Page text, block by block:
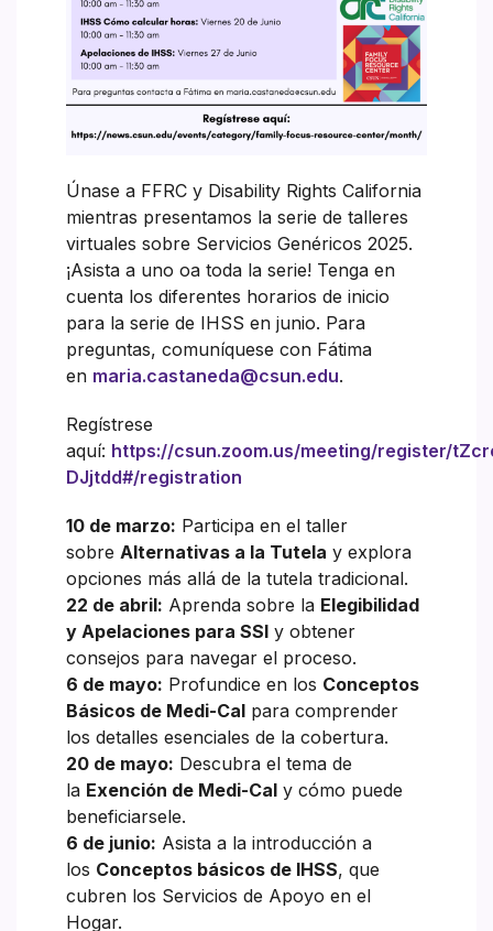
Únase a FFRC y Disability Rights California
mientras presentamos la serie de talleres
virtuales sobre Servicios Genéricos 2025.
¡Asista a uno oa toda la serie! Tenga en
cuenta los diferentes horarios de inicio
para la serie de IHSS en junio. Para
preguntas, comuníquese con Fátima
en maria.castaneda@csun.edu.
Regístrese
aquí: https://csun.zoom.us/meeting/register/
DJjtdd#/registration
10 de marzo: Participa en el taller
sobre Alternativas a la Tutela y explora
opciones más allá de la tutela tradicional.
22 de abril: Aprenda sobre la Elegibilidad
y Apelaciones para SSI y obtener
consejos para navegar el proceso.
6 de mayo: Profundice en los Conceptos
Básicos de Medi-Cal para comprender
los detalles esenciales de la cobertura.
20 de mayo: Descubra el tema de
la Exención de Medi-Cal y cómo puede
beneficiarsele.
6 de junio: Asista a la introducción a
los Conceptos básicos de IHSS, que
cubren los Servicios de Apoyo en el
Hogar.